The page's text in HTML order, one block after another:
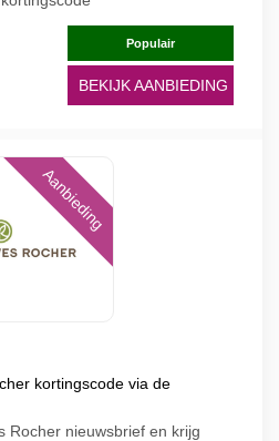
Populair
BEKIJK AANBIEDING
Aanbieding
kortingscode via de
Rocher nieuwsbrief en krijg